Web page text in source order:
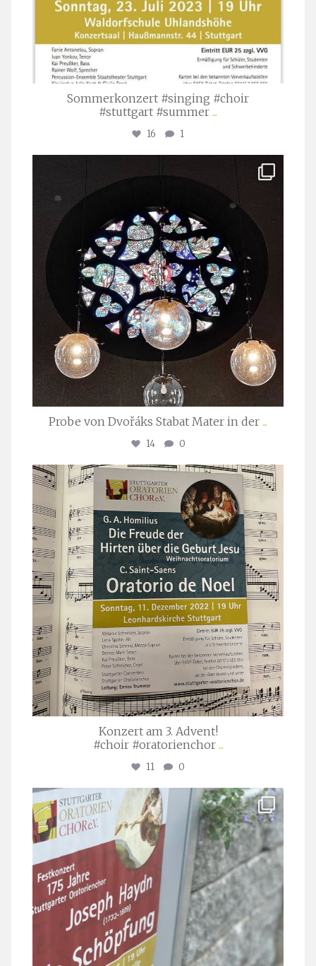
Sommerkonzert #singing #choir
#stuttgart #summer ...
16 1
Apr. 1
Probe von Dvořáks Stabat Mater in der ...
14 0
stuttgarter_oratorienchor
Nov. 29
Konzert am 3. Advent!
#choir #oratorienchor ...
11 0
stuttgarter_oratorienchor
Juli 23